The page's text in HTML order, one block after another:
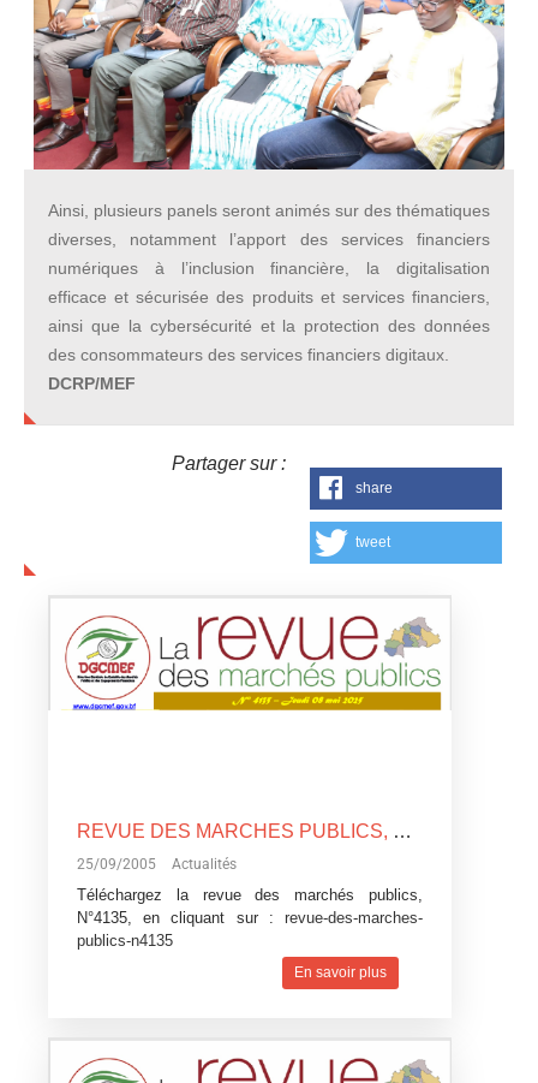
Ainsi, plusieurs panels seront animés sur des thématiques
diverses, notamment l’apport des services financiers
numériques à l’inclusion financière, la digitalisation
efficace et sécurisée des produits et services financiers,
ainsi que la cybersécurité et la protection des données
des consommateurs des services financiers digitaux.
DCRP/MEF
Partager sur :
share
tweet
REVUE DES MARCHES PUBLICS, N°4135
25/09/2005 Actualités
Téléchargez la revue des marchés publics,
N°4135, en cliquant sur : revue-des-marches-
publics-n4135
En savoir plus